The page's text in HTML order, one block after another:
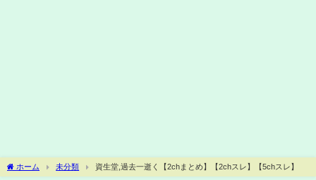
ホーム 未分類 資生堂,過去一逝く【2chまとめ】【2chスレ】【5chスレ】